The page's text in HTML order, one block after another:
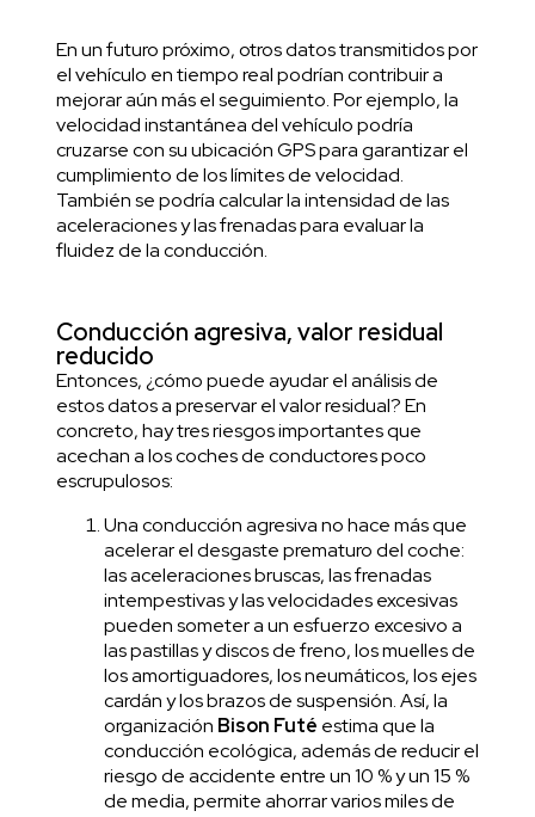
En un futuro próximo, otros datos transmitidos por
el vehículo en tiempo real podrían contribuir a
mejorar aún más el seguimiento. Por ejemplo, la
velocidad instantánea del vehículo podría
cruzarse con su ubicación GPS para garantizar el
cumplimiento de los límites de velocidad.
También se podría calcular la intensidad de las
aceleraciones y las frenadas para evaluar la
fluidez de la conducción.
Conducción agresiva, valor residual
reducido
Entonces, ¿cómo puede ayudar el análisis de
estos datos a preservar el valor residual? En
concreto, hay tres riesgos importantes que
acechan a los coches de conductores poco
escrupulosos:
Una conducción agresiva no hace más que
acelerar el desgaste prematuro del coche:
las aceleraciones bruscas, las frenadas
intempestivas y las velocidades excesivas
pueden someter a un esfuerzo excesivo a
las pastillas y discos de freno, los muelles de
los amortiguadores, los neumáticos, los ejes
cardán y los brazos de suspensión. Así, la
organización Bison Futé estima que la
conducción ecológica, además de reducir el
riesgo de accidente entre un 10 % y un 15 %
de media, permite ahorrar varios miles de